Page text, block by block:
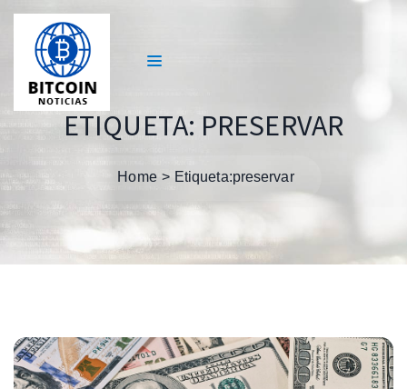
ETIQUETA: PRESERVAR
Home Etiqueta:preservar